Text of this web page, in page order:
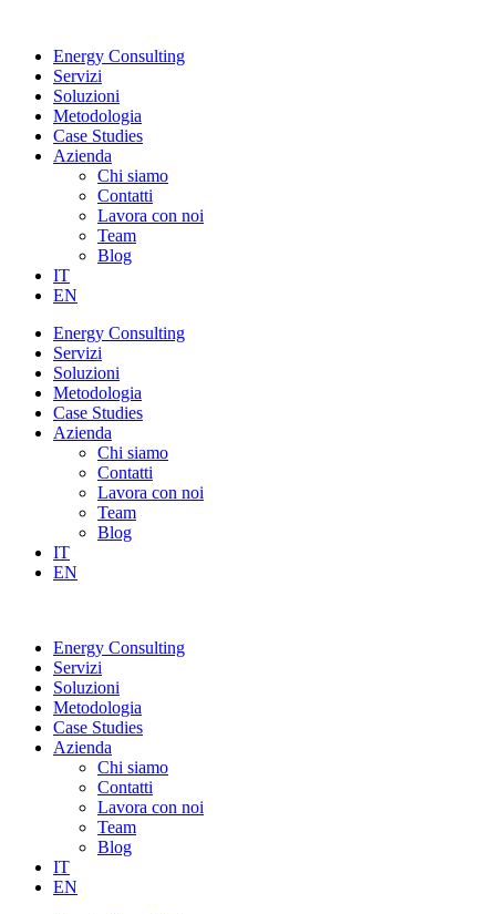
contenutoEnergy Consulting
Servizi
Soluzioni
Metodologia
Case Studies
Azienda
Chi siamo
Contatti
Lavora con noi
Team
Blog
IT
EN
Energy Consulting
Servizi
Soluzioni
Metodologia
Case Studies
Azienda
Chi siamo
Contatti
Lavora con noi
Team
Blog
IT
EN
Energy Consulting
Servizi
Soluzioni
Metodologia
Case Studies
Azienda
Chi siamo
Contatti
Lavora con noi
Team
Blog
IT
EN